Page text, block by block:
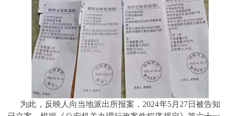
为此，反映人向当地派出所报案，2024年5月27日被告知